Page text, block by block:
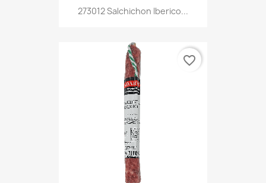
273012 Salchichon Iberico...
favorite_border